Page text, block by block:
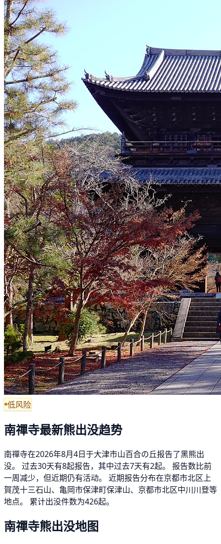
低风险
南禪寺最新熊出没趋势
南禪寺在2026年8月4日于大津市山百合の丘报告了黑熊出
没。 过去30天有8起报告，其中过去7天有2起。 报告数比前
一周减少，但近期仍有活动。 近期报告分布在京都市北区上
賀茂十三石山、亀岡市保津町保津山、京都市北区中川川登等
地点。 累计出没件数为426起。
南禪寺熊出没地图